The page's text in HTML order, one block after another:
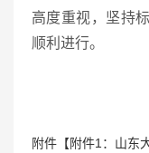
高度重视，坚持
顺利进行。
附件【附件1：山东